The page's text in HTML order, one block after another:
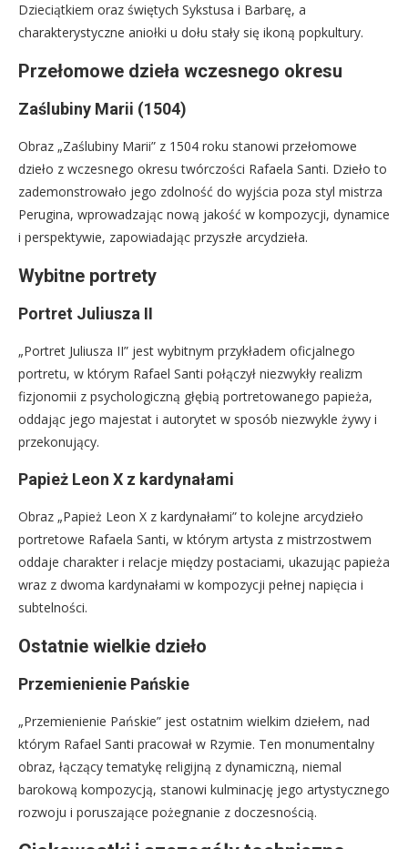
Dzieciątkiem oraz świętych Sykstusa i Barbarę, a
charakterystyczne aniołki u dołu stały się ikoną popkultury.
Przełomowe dzieła wczesnego okresu
Zaślubiny Marii (1504)
Obraz „Zaślubiny Marii” z 1504 roku stanowi przełomowe
dzieło z wczesnego okresu twórczości Rafaela Santi. Dzieło to
zademonstrowało jego zdolność do wyjścia poza styl mistrza
Perugina, wprowadzając nową jakość w kompozycji, dynamice
i perspektywie, zapowiadając przyszłe arcydzieła.
Wybitne portrety
Portret Juliusza II
„Portret Juliusza II” jest wybitnym przykładem oficjalnego
portretu, w którym Rafael Santi połączył niezwykły realizm
fizjonomii z psychologiczną głębią portretowanego papieża,
oddając jego majestat i autorytet w sposób niezwykle żywy i
przekonujący.
Papież Leon X z kardynałami
Obraz „Papież Leon X z kardynałami” to kolejne arcydzieło
portretowe Rafaela Santi, w którym artysta z mistrzostwem
oddaje charakter i relacje między postaciami, ukazując papieża
wraz z dwoma kardynałami w kompozycji pełnej napięcia i
subtelności.
Ostatnie wielkie dzieło
Przemienienie Pańskie
„Przemienienie Pańskie” jest ostatnim wielkim dziełem, nad
którym Rafael Santi pracował w Rzymie. Ten monumentalny
obraz, łączący tematykę religijną z dynamiczną, niemal
barokową kompozycją, stanowi kulminację jego artystycznego
rozwoju i poruszające pożegnanie z doczesnością.